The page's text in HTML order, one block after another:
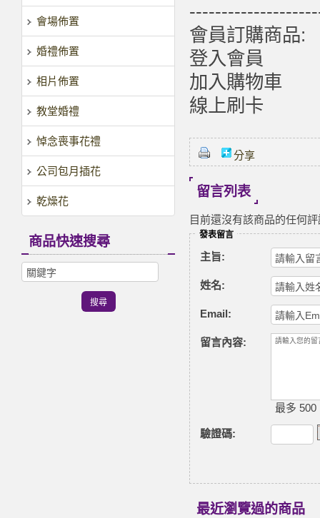
會場佈置
婚禮佈置
相片佈置
教堂婚禮
悼念喪事花禮
公司包月插花
乾燥花
商品快速搜尋
會員訂購商品:
登入會員
加入購物車
線上刷卡
分享
留言列表
目前還沒有該商品的任何
發表留言
主旨:
姓名:
Email:
留言內容:
最多 500
驗證碼:
最近瀏覽過的商品